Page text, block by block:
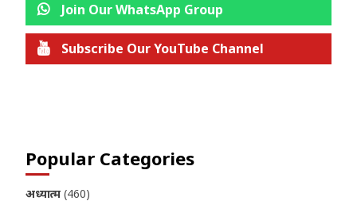
Join Our WhatsApp Group
Subscribe Our YouTube Channel
Popular Categories
अध्यात्म (460)